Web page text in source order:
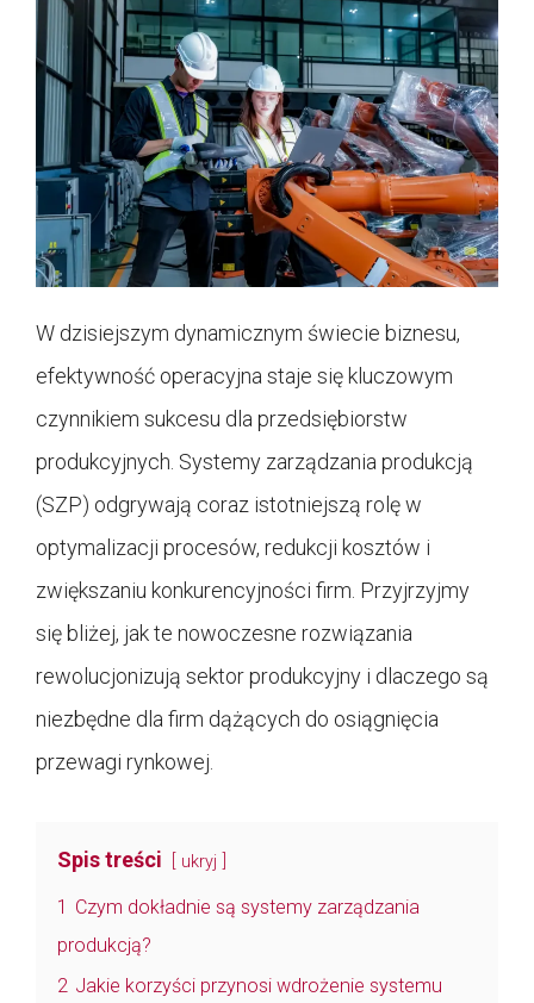
W dzisiejszym dynamicznym świecie biznesu,
efektywność operacyjna staje się kluczowym
czynnikiem sukcesu dla przedsiębiorstw
produkcyjnych. Systemy zarządzania produkcją
(SZP) odgrywają coraz istotniejszą rolę w
optymalizacji procesów, redukcji kosztów i
zwiększaniu konkurencyjności firm. Przyjrzyjmy
się bliżej, jak te nowoczesne rozwiązania
rewolucjonizują sektor produkcyjny i dlaczego są
niezbędne dla firm dążących do osiągnięcia
przewagi rynkowej.
Spis treści ukryj
1 Czym dokładnie są systemy zarządzania
produkcją?
2 Jakie korzyści przynosi wdrożenie systemu